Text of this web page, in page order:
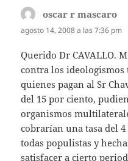
oscar r mascaro
agosto 14, 2008 a las 7:36 pm
Querido Dr CAVALLO.
contra los ideologismos
quienes pagan al Sr
del 15 por ciento,
organismos
cobrarían una tasa del
todas populistas y
satisfacer a cierto